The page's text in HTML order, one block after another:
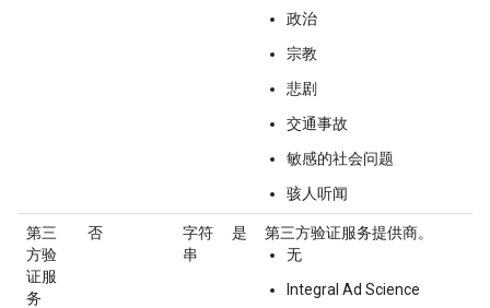
政治
宗教
悲剧
交通事故
敏感的社会问题
骇人听闻
第三
方验
证服
务
否
字符
串
是
第三方验证服务提供商。
无
Integral Ad Science